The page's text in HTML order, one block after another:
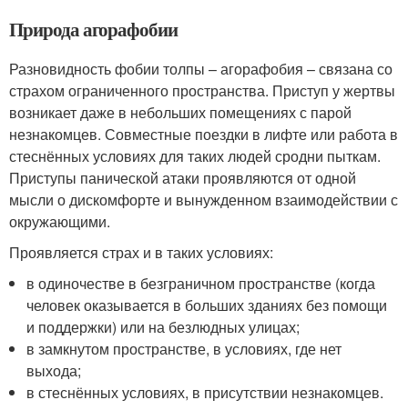
Природа агорафобии
Разновидность фобии толпы – агорафобия – связана со
страхом ограниченного пространства. Приступ у жертвы
возникает даже в небольших помещениях с парой
незнакомцев. Совместные поездки в лифте или работа в
стеснённых условиях для таких людей сродни пыткам.
Приступы панической атаки проявляются от одной
мысли о дискомфорте и вынужденном взаимодействии с
окружающими.
Проявляется страх и в таких условиях:
в одиночестве в безграничном пространстве (когда
человек оказывается в больших зданиях без помощи
и поддержки) или на безлюдных улицах;
в замкнутом пространстве, в условиях, где нет
выхода;
в стеснённых условиях, в присутствии незнакомцев.